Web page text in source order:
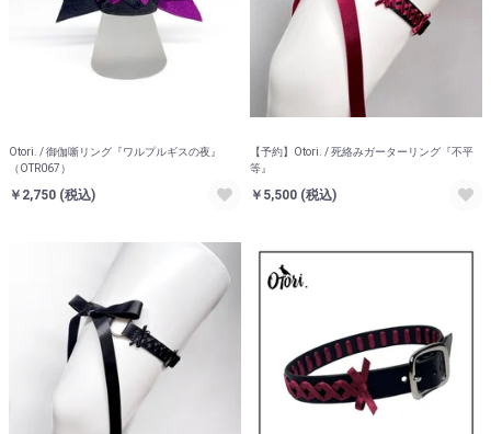
Otori. / 御伽噺リング『ワルプルギスの夜』
（OTR067）
￥2,750 (税込)
【予約】Otori. / 死絡みガーターリング『不平
等』
￥5,500 (税込)